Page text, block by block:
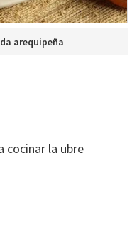
arequipeña
cocinar la ubre